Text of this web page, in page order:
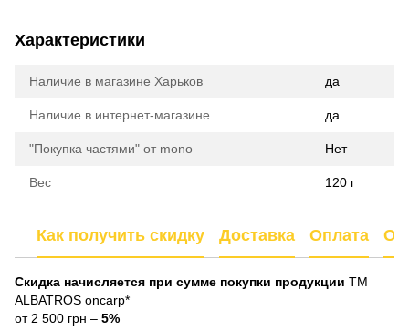
Характеристики
Наличие в магазине Харьков да
Наличие в интернет-магазине да
"Покупка частями" от mono Нет
Вес 120 г
Как получить скидку Доставка Оплата
Скидка начисляется при сумме покупки продукции ТМ
ALBATROS oncarp*
от 2 500 грн – 5%